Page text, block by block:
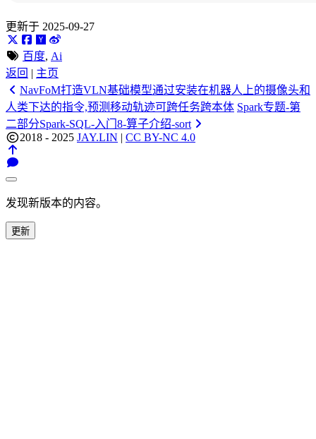
更新于 2025-09-27
百度, Ai
返回 | 主页
NavFoM打造VLN基础模型通过安装在机器人上的摄像头和
人类下达的指令,预测移动轨迹可跨任务跨本体 Spark专题-第
二部分Spark-SQL-入门8-算子介绍-sort
2018 - 2025 JAY.LIN | CC BY-NC 4.0
发现新版本的内容。
更新